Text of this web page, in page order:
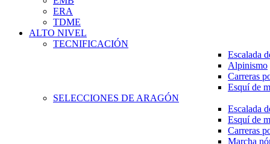
ERA
TDME
ALTO NIVEL
TECNIFICACIÓN
Escalada
Alpinismo
Carreras
Esquí de
SELECCIONES DE ARAGÓN
Escalada
Esquí de
Carreras
Marcha